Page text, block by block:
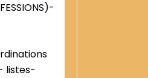
listes-